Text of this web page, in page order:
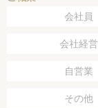
会社員
会社経営
自営業
その他